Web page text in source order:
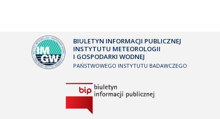
BIULETYN INFORMACJI PUBLICZNEJ
INSTYTUTU METEOROLOGII
I GOSPODARKI WODNEJ
PAŃSTWOWEGO INSTYTUTU BADAWCZEGO